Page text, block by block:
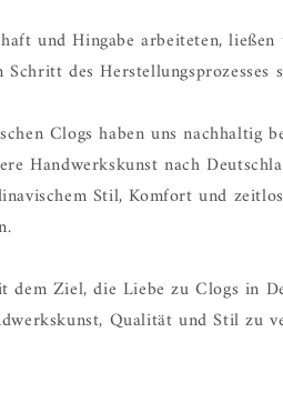
und Hingabe arbeiteten, ließen
des Herstellungsprozesses
Clogs haben uns nachhaltig
Handwerkskunst nach
Stil, Komfort und
dem Ziel, die Liebe zu Clogs in
Qualität und Stil zu